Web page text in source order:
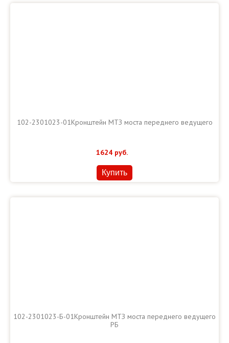
102-2301023-01Кронштейн МТЗ моста переднего ведущего
1624 руб.
Купить
102-2301023-Б-01Кронштейн МТЗ моста переднего ведущего
РБ